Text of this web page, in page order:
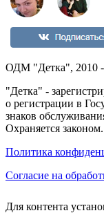
ОДМ "Детка", 2010 -
"Детка" -
о регистрации в
знаков
Охраняется законом.
Политика
Согласие на
Для контента